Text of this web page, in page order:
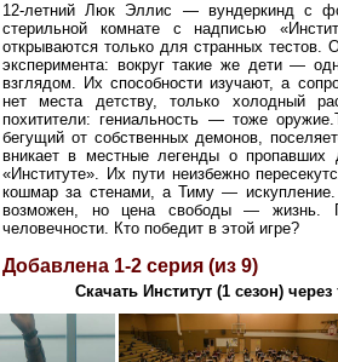
12-летний Люк Эллис — вундеркинд с
стерильной комнате с надписью
открываются только для странных тестов.
эксперимента: вокруг такие же дети —
взглядом. Их способности изучают, а
нет места детству, только холодный
похитители: гениальность — тоже оружие.
бегущий от собственных демонов,
вникает в местные легенды о
«Институте». Их пути неизбежно
кошмар за стенами, а Тиму — искупление.
возможен, но цена свободы — жизнь.
человечности. Кто победит в этой игре?
Добавлена 1-2 серия (из 9)
Скачать Институт (1 сезон) через